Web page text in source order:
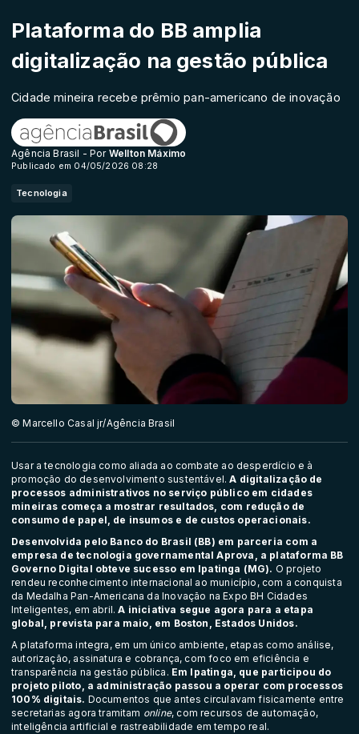
Plataforma do BB amplia
digitalização na gestão pública
Cidade mineira recebe prêmio pan-americano de inovação
Agência Brasil - Por Wellton Máximo
Publicado em 04/05/2026 08:28
Tecnologia
© Marcello Casal jr/Agência Brasil
Usar a tecnologia como aliada ao combate ao desperdício e à
promoção do desenvolvimento sustentável.A digitalização de
processos administrativos no serviço público em cidades
mineiras começa a mostrar resultados, com redução de
consumo de papel, de insumos e de custos operacionais.
Desenvolvida pelo Banco do Brasil (BB) em parceria com a
empresa de tecnologia governamental Aprova, a plataforma BB
Governo Digital obteve sucesso em Ipatinga (MG). O projeto
rendeu reconhecimento internacional ao município, com a conquista
da Medalha Pan-Americana da Inovação na Expo BH Cidades
Inteligentes, em abril.A iniciativa segue agora para a etapa
global, prevista para maio, em Boston, Estados Unidos.
A plataforma integra, em um único ambiente, etapas como análise,
autorização, assinatura e cobrança, com foco em eficiência e
transparência na gestão pública. Em Ipatinga, que participou do
projeto piloto, a administração passou a operar com processos
100% digitais. Documentos que antes circulavam fisicamente entre
secretarias agora tramitam online, com recursos de automação,
inteligência artificial e rastreabilidade em tempo real.